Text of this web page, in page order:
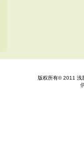
版权所有© 2011 浅